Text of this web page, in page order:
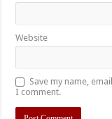
Website
Save my name,
I comment.